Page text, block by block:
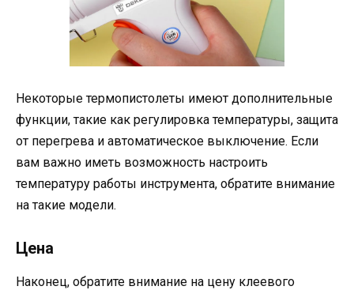
Некоторые термопистолеты имеют дополнительные
функции, такие как регулировка температуры, защита
от перегрева и автоматическое выключение. Если
вам важно иметь возможность настроить
температуру работы инструмента, обратите внимание
на такие модели.
Цена
Наконец, обратите внимание на цену клеевого